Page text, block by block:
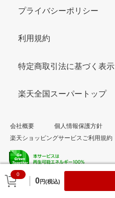
0
0円(税込)
プライバシーポリシー
利用規約
特定商取引法に基づく表示
楽天全国スーパートップ
会社概要
個人情報保護方針
楽天ショッピングサービスご利用規約
© Rakuten Group, Inc.